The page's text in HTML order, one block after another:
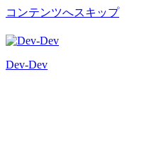
コンテンツへスキップ
Dev-Dev